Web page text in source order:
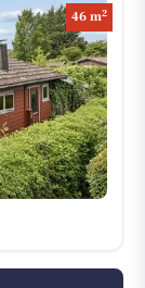
46 m2